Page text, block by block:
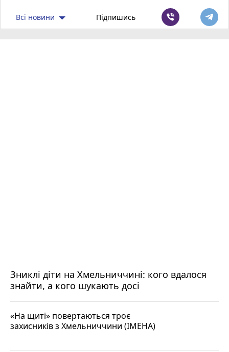
Всі новини Підпишись
Зниклі діти на Хмельниччині: кого вдалося
знайти, а кого шукають досі
«На щиті» повертаються троє
захисників з Хмельниччини (ІМЕНА)